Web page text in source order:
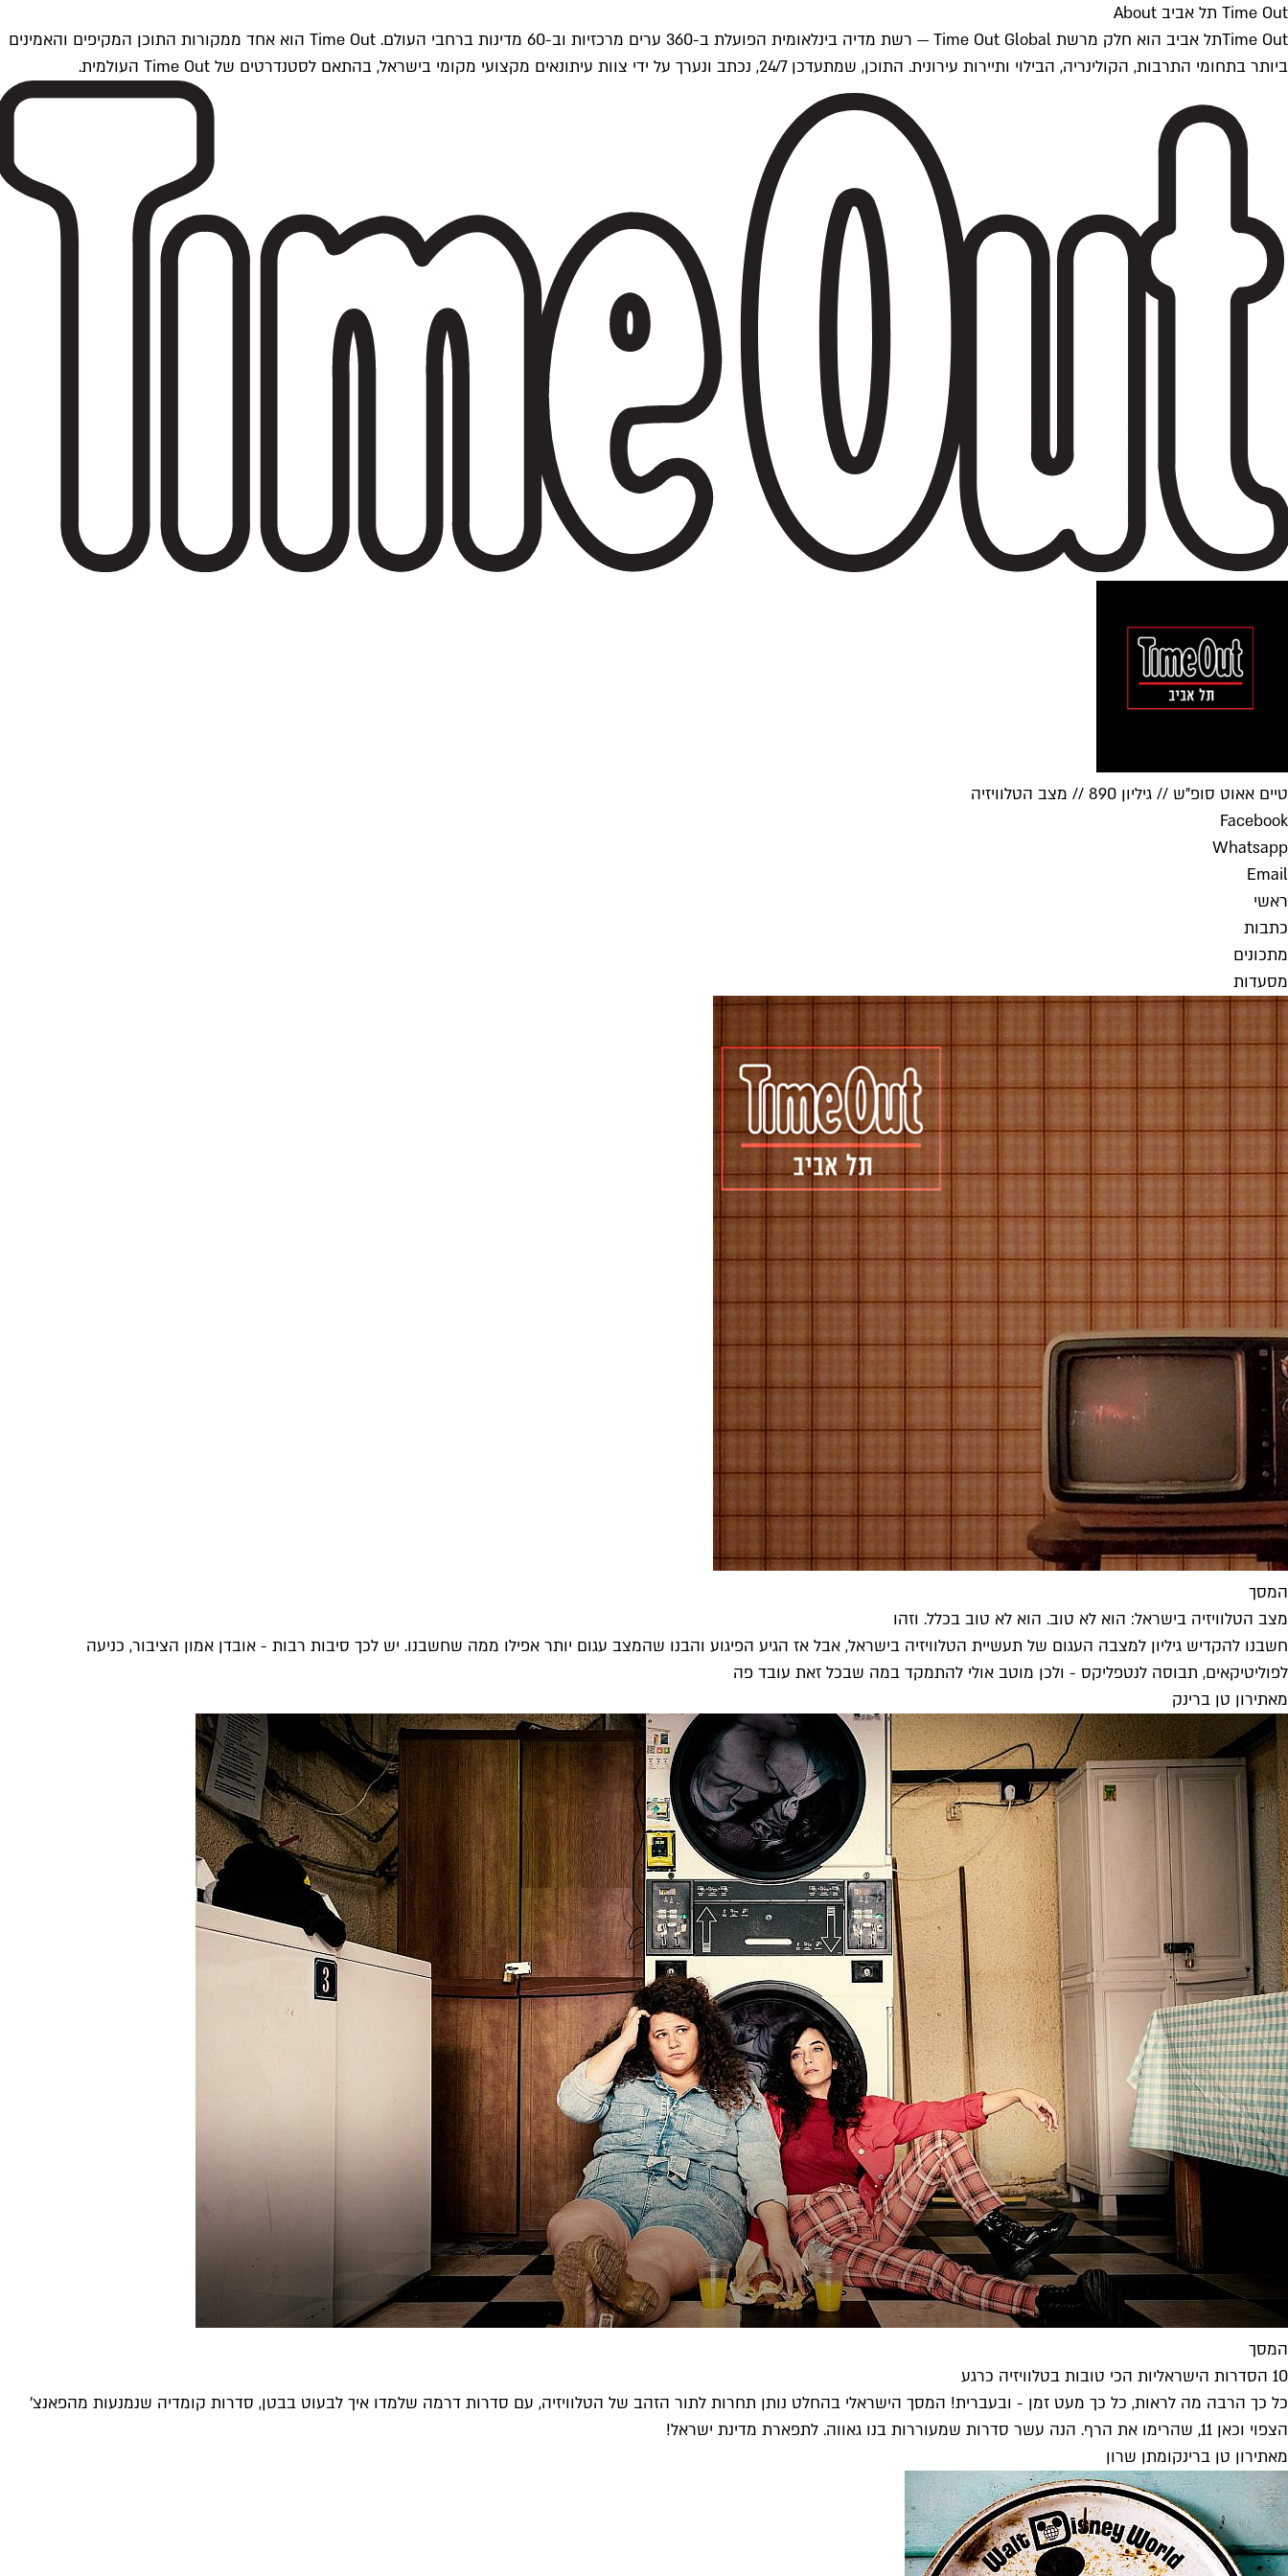
Time Out תל אביב About
Time Outתל אביב הוא חלק מרשת Time Out Global — רשת מדיה בינלאומית הפועלת ב-360 ערים מרכזיות וב-60 מדינות ברחבי העולם. Time Out הוא אחד ממקורות התוכן המקיפים והאמינים
ביותר בתחומי התרבות, הקולינריה, הבילוי ותיירות עירונית. התוכן, שמתעדכן 24/7, נכתב ונערך על ידי צוות עיתונאים מקצועי מקומי בישראל, בהתאם לסטנדרטים של Time Out העולמית.
טיים אאוט סופ"ש // גיליון 890 // מצב הטלוויזיה
Facebook
Whatsapp
Email
ראשי
כתבות
מתכונים
מסעדות
המסך
מצב הטלוויזיה בישראל: הוא לא טוב. הוא לא טוב בכלל. וזהו
חשבנו להקדיש גיליון למצבה העגום של תעשיית הטלוויזיה בישראל, אבל אז הגיע הפיגוע והבנו שהמצב עגום יותר אפילו ממה שחשבנו. יש לכך סיבות רבות - אובדן אמון הציבור, כניעה
לפוליטיקאים, תבוסה לנטפליקס - ולכן מוטב אולי להתמקד במה שבכל זאת עובד פה
מאתירון טן ברינק
המסך
10 הסדרות הישראליות הכי טובות בטלוויזיה כרגע
כל כך הרבה מה לראות, כל כך מעט זמן - ובעברית! המסך הישראלי בהחלט נותן תחרות לתור הזהב של הטלוויזיה, עם סדרות דרמה שלמדו איך לבעוט בבטן, סדרות קומדיה שנמנעות מהפאנצ'
הצפוי וכאן 11, שהרימו את הרף. הנה עשר סדרות שמעוררות בנו גאווה. לתפארת מדינת ישראל!
מאתירון טן ברינקומתן שרון